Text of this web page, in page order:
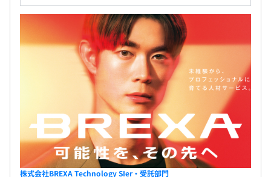
株式会社BREXA Technology SIer・受託部門